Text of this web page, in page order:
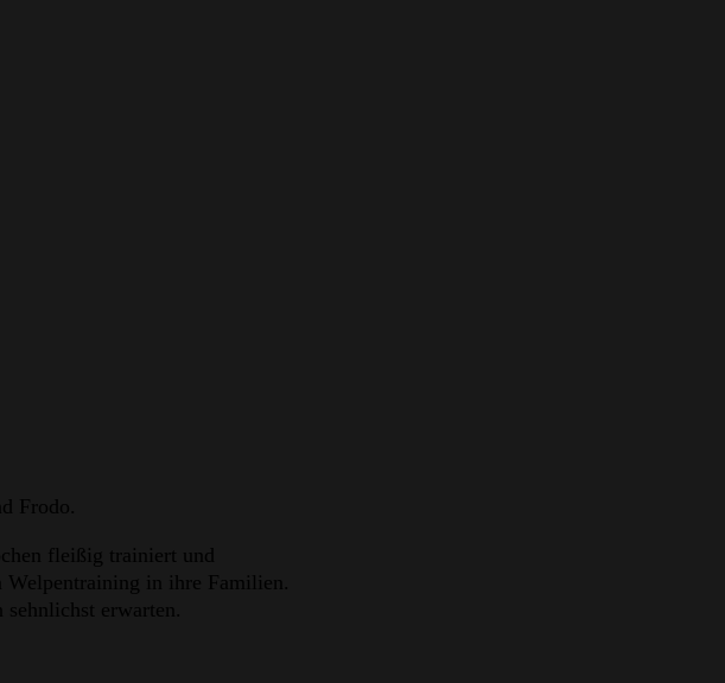
Frodo.
fleißig trainiert und
Welpentraining in ihre Familien.
erwarten.